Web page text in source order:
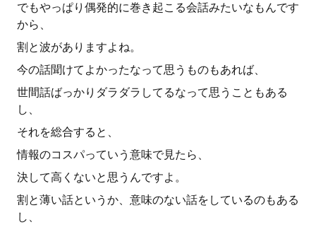
でもやっぱり偶発的に巻き起こる会話みたいなもんです
から、
割と波がありますよね。
今の話聞けてよかったなって思うものもあれば、
世間話ばっかりダラダラしてるなって思うこともある
し、
それを総合すると、
情報のコスパっていう意味で見たら、
決して高くないと思うんですよ。
割と薄い話というか、意味のない話をしているのもある
し、